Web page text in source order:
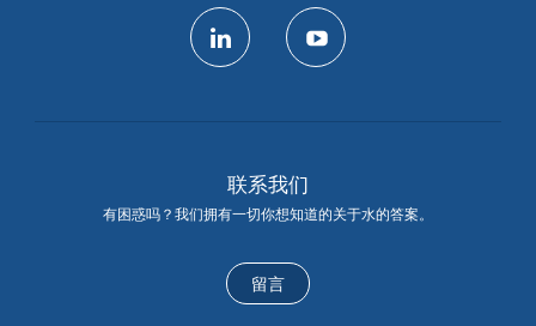
联系我们
有困惑吗？我们拥有一切你想知道的关于水的答案。
留言